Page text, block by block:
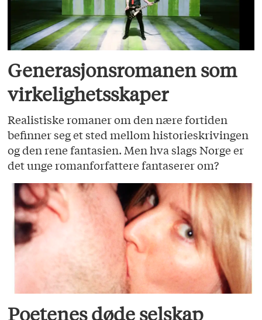
Generasjonsromanen som
virkelighetsskaper
Realistiske romaner om den nære fortiden
befinner seg et sted mellom historieskrivingen
og den rene fantasien. Men hva slags Norge er
det unge romanforfattere fantaserer om?
Poetenes døde selskap